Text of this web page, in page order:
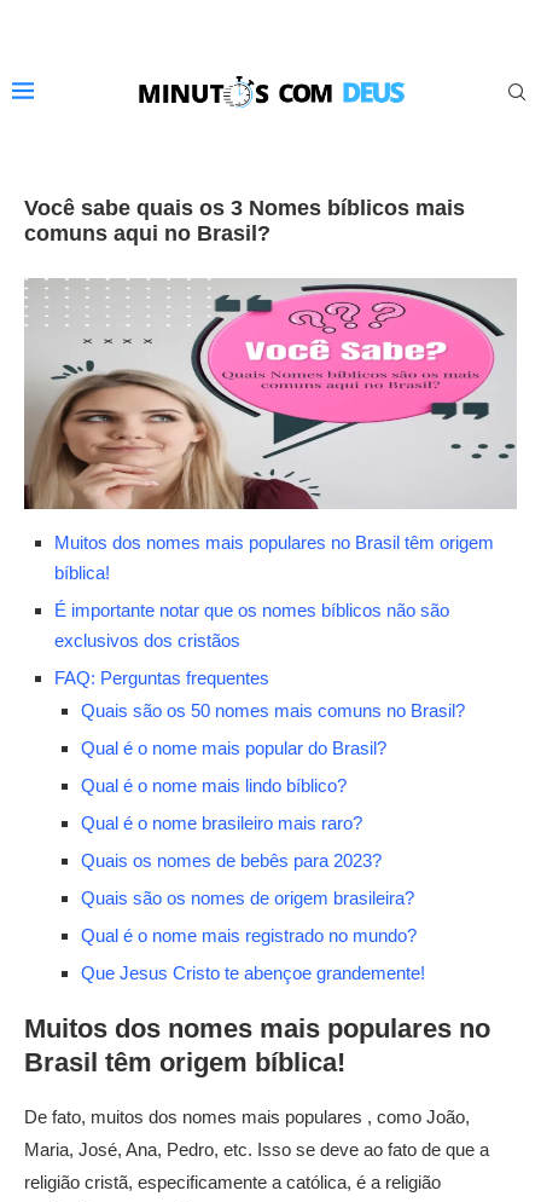
Você sabe quais os 3 Nomes bíblicos mais
comuns aqui no Brasil?
Muitos dos nomes mais populares no Brasil têm origem
bíblica!
É importante notar que os nomes bíblicos não são
exclusivos dos cristãos
FAQ: Perguntas frequentes
Quais são os 50 nomes mais comuns no Brasil?
Qual é o nome mais popular do Brasil?
Qual é o nome mais lindo bíblico?
Qual é o nome brasileiro mais raro?
Quais os nomes de bebês para 2023?
Quais são os nomes de origem brasileira?
Qual é o nome mais registrado no mundo?
Que Jesus Cristo te abençoe grandemente!
Muitos dos nomes mais populares no
Brasil têm origem bíblica!
De fato, muitos dos nomes mais populares , como João,
Maria, José, Ana, Pedro, etc. Isso se deve ao fato de que a
religião cristã, especificamente a católica, é a religião